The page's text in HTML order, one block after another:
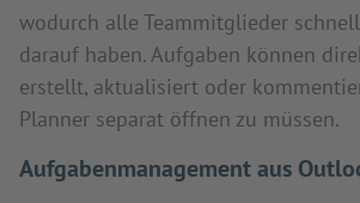
wodurch alle Teammitglieder
darauf haben. Aufgaben können
erstellt, aktualisiert oder
Planner separat öffnen zu müssen.
Aufgabenmanagement aus